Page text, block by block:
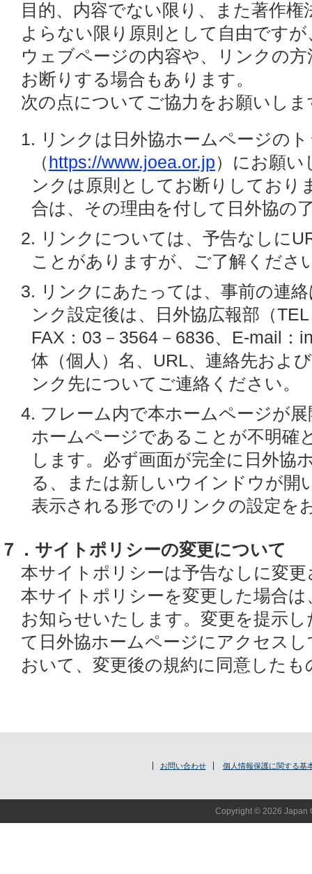
目的、内容でない限り、また著作
よらない限り原則として自由です
ウェブページの内容や、リンクの
お断りする場合もあります。
次の点についてご協力をお願いしま
1. リンクは日外協ホームページの
（ https://www.joea.or.jp）にお願い
ンクは原則としてお断りしており
合は、その理由を付して日外協の
2. リンクについては、予告なしに
ことがありますが、ご了解くださ
3. リンクにあたっては、事前の連
ンク設定後は、日外協広報部（
FAX：03－3564－6836、E-mail：
体（個人）名、URL、連絡先およ
ンク先についてご連絡ください。
4. フレーム内で本ホームページが
ホームページであることが不明確
します。必ず画面が完全に日外協
る、または新しいウインドウが開
表示される形でのリンクの設定を
７．サイトポリシーの変更について
本サイトポリシーは予告なしに変
本サイトポリシーを変更した場合
お知らせいたします。変更を提示
て日外協ホームページにアクセス
おいて、変更後の規約に同意した
お問い合わせ 個人情報保護に関する基
Copyright © 2026 Japan